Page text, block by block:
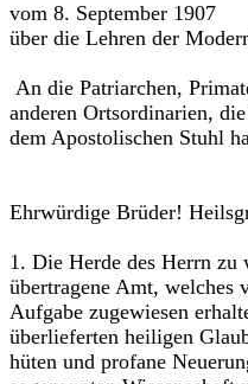
vom 8. September 1907
über die Lehren der
An die Patriarchen,
anderen Ortsordinarien,
dem Apostolischen Stuhl
Ehrwürdige Brüder!
1. Die Herde des Herrn zu
übertragene Amt, welches
Aufgabe zugewiesen
überlieferten heiligen
hüten und profane